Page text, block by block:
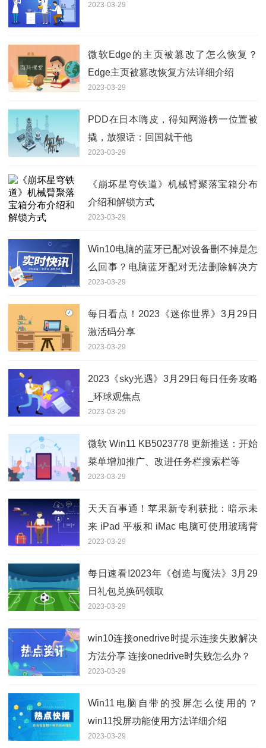
2023-03-29
微软Edge的主页被篡改了怎么恢复？
Edge主页被篡改恢复方法详细介绍
2023-03-29
PDD在日本嗨皮，得知网游榜一位置被
撬，放狠话：回国就干他
2023-03-29
《崩坏星穹铁道》机械臂聚落宝箱分布
介绍和解锁方式
2023-03-29
Win10电脑的蓝牙已配对设备删不掉是怎
么回事？电脑蓝牙配对无法删除解决方
法介绍
2023-03-29
每日看点！2023《迷你世界》3月29日
激活码分享
2023-03-29
2023《sky光遇》3月29日每日任务攻略
_环球观焦点
2023-03-29
微软 Win11 KB5023778 更新推送：开始
菜单增加推广、改进任务栏搜索栏等
2023-03-29
天天百事通！苹果新专利获批：暗示未
来 iPad 平板和 iMac 电脑可使用玻璃背
板
2023-03-29
每日速看!2023年《创造与魔法》3月29
日礼包兑换码领取
2023-03-29
win10连接onedrive时提示连接失败解决
方法分享 连接onedrive时失败怎么办？
2023-03-29
Win11电脑自带的投屏怎么使用的？
win11投屏功能使用方法详细介绍
2023-03-29